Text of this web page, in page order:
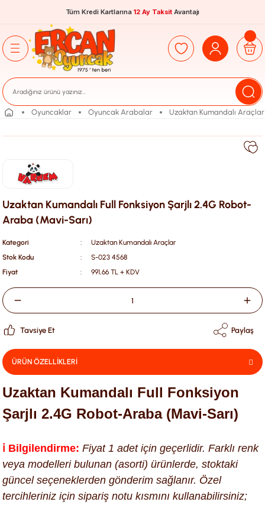
Tüm Kredi Kartlarına 12 Ay Taksit Avantajı
Oyuncaklar Oyuncak Arabalar Uzaktan Kumandalı Araçlar
Uzaktan Kumandalı Full Fonksiyon Şarjlı 2.4G Robot-
Araba (Mavi-Sarı)
Kategori
Uzaktan Kumandalı Araçlar
Stok Kodu
S-023 4568
Fiyat
991,66 TL + KDV
Tavsiye Et Paylaş
ÜRÜN ÖZELLİKLERİ
Uzaktan Kumandalı Full Fonksiyon
Şarjlı 2.4G Robot-Araba (Mavi-Sarı)
ℹ️ Bilgilendirme: Fiyat 1 adet için geçerlidir. Farklı renk
veya modelleri bulunan (asorti) ürünlerde, stoktaki
güncel seçeneklerden gönderim sağlanır. Özel
tercihleriniz için sipariş notu kısmını kullanabilirsiniz;